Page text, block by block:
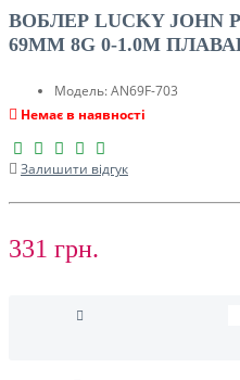
ВОБЛЕР LUCKY JOHN
69MM 8G 0-1.0M
Модель:AN69F-703
Немає в наявності
Залишити відгук
331 грн.